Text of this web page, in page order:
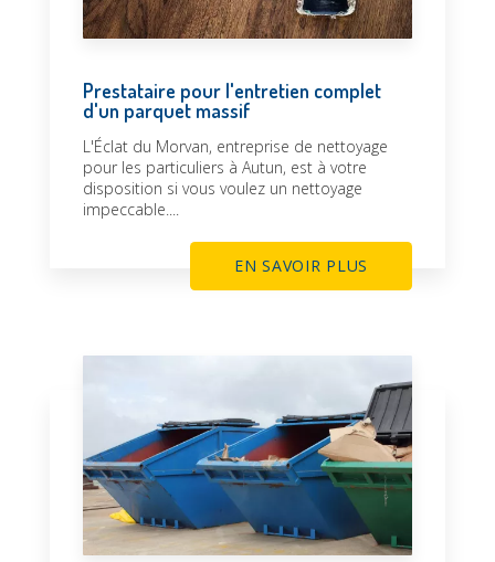
Prestataire pour l'entretien complet
d'un parquet massif
L'Éclat du Morvan, entreprise de nettoyage
pour les particuliers à Autun, est à votre
disposition si vous voulez un nettoyage
impeccable....
EN SAVOIR PLUS